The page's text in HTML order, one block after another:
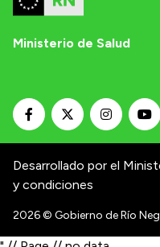
Ministerio de Salud
Desarrollado por el
y condiciones
2026© Gobierno de Río